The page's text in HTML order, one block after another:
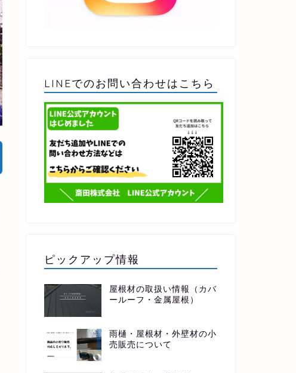
LINEでのお問い合わせはこちら
ピックアップ情報
屋根材の取扱い情報（カバ
ールーフ・金属屋根）
雨樋・屋根材・外壁材の小
売販売について